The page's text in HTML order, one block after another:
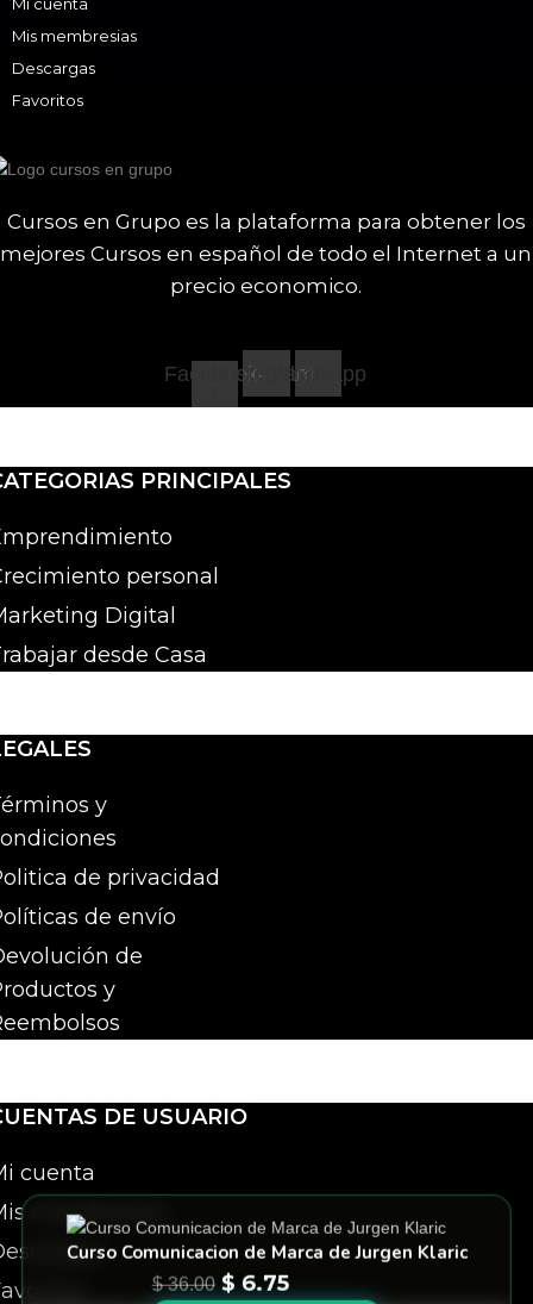
Mis membresias
Descargas
Favoritos
Cursos en Grupo es la plataforma para obtener los
mejores Cursos en español de todo el Internet a un
precio economico.
Facebook-InstagramWhatsapp
PRINCIPALES
personal
Digital
desde Casa
y
de privacidad
de envío
de
y
DE USUARIO
cuenta
membresias
Curso Comunicacion de Marca de Jurgen Klaric
$36.00 $ 6.75